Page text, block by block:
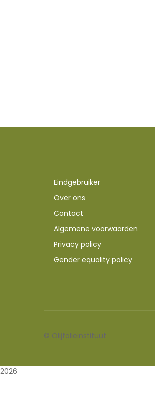
Eindgebruiker
Over ons
Contact
Algemene voorwaarden
Privacy policy
Gender equality policy
© Olijfolieinstituut
2026